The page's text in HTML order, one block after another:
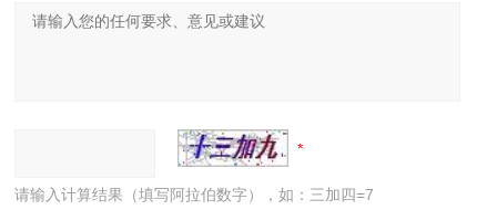
请输入计算结果（填写阿拉伯数字），如：三加四=7